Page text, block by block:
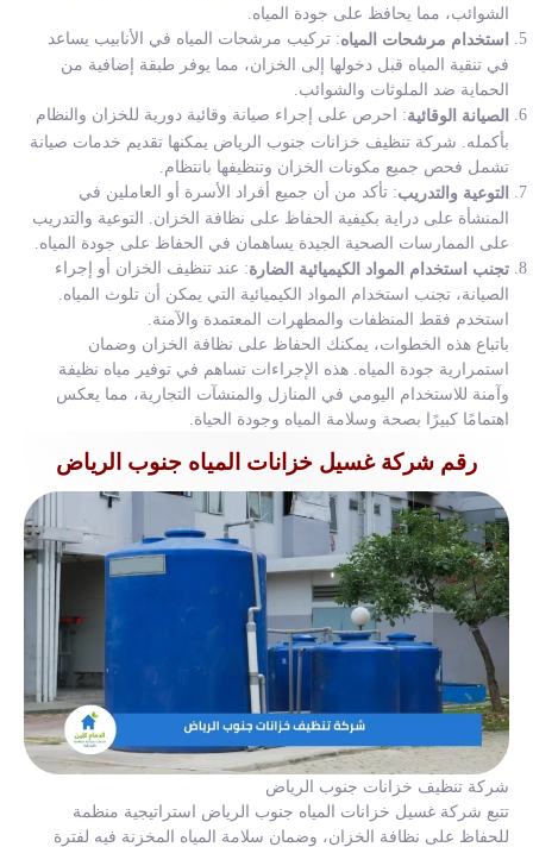
الشوائب، مما يحافظ على جودة المياه.
استخدام مرشحات المياه: تركيب مرشحات المياه في الأنابيب يساعد
في تنقية المياه قبل دخولها إلى الخزان، مما يوفر طبقة إضافية من
الحماية ضد الملوثات والشوائب.
الصيانة الوقائية: احرص على إجراء صيانة وقائية دورية للخزان والنظام
بأكمله. شركة تنظيف خزانات جنوب الرياض يمكنها تقديم خدمات صيانة
تشمل فحص جميع مكونات الخزان وتنظيفها بانتظام.
التوعية والتدريب: تأكد من أن جميع أفراد الأسرة أو العاملين في
المنشأة على دراية بكيفية الحفاظ على نظافة الخزان. التوعية والتدريب
على الممارسات الصحية الجيدة يساهمان في الحفاظ على جودة المياه.
تجنب استخدام المواد الكيميائية الضارة: عند تنظيف الخزان أو إجراء
الصيانة، تجنب استخدام المواد الكيميائية التي يمكن أن تلوث المياه.
استخدم فقط المنظفات والمطهرات المعتمدة والآمنة.
باتباع هذه الخطوات، يمكنك الحفاظ على نظافة الخزان وضمان
استمرارية جودة المياه. هذه الإجراءات تساهم في توفير مياه نظيفة
وآمنة للاستخدام اليومي في المنازل والمنشآت التجارية، مما يعكس
اهتمامًا كبيرًا بصحة وسلامة المياه وجودة الحياة.
رقم شركة غسيل خزانات المياه جنوب الرياض
شركة تنظيف خزانات جنوب الرياض
تتبع شركة غسيل خزانات المياه جنوب الرياض استراتيجية منظمة
للحفاظ على نظافة الخزان، وضمان سلامة المياه المخزنة فيه لفترة